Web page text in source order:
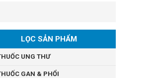
LỌC SẢN PHẨM
UNG THƯ
GAN & PHỔI